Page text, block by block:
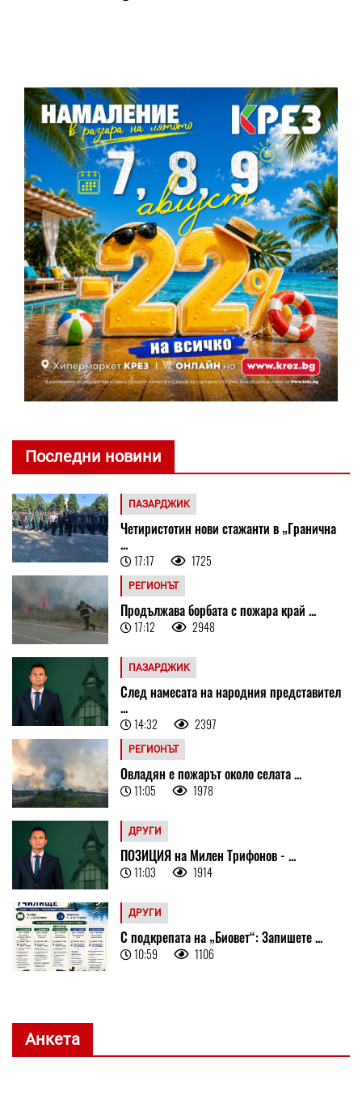
Последни новини
ПАЗАРДЖИК
Четиристотин нови стажанти в „Гранична
...
17:17 1725
РЕГИОНЪТ
Продължава борбата с пожара край ...
17:12 2948
ПАЗАРДЖИК
След намесата на народния представител
...
14:32 2397
РЕГИОНЪТ
Овладян е пожарът около селата ...
11:05 1978
ДРУГИ
ПОЗИЦИЯ на Милен Трифонов - ...
11:03 1914
ДРУГИ
С подкрепата на „Биовет“: Запишете ...
10:59 1106
Анкета